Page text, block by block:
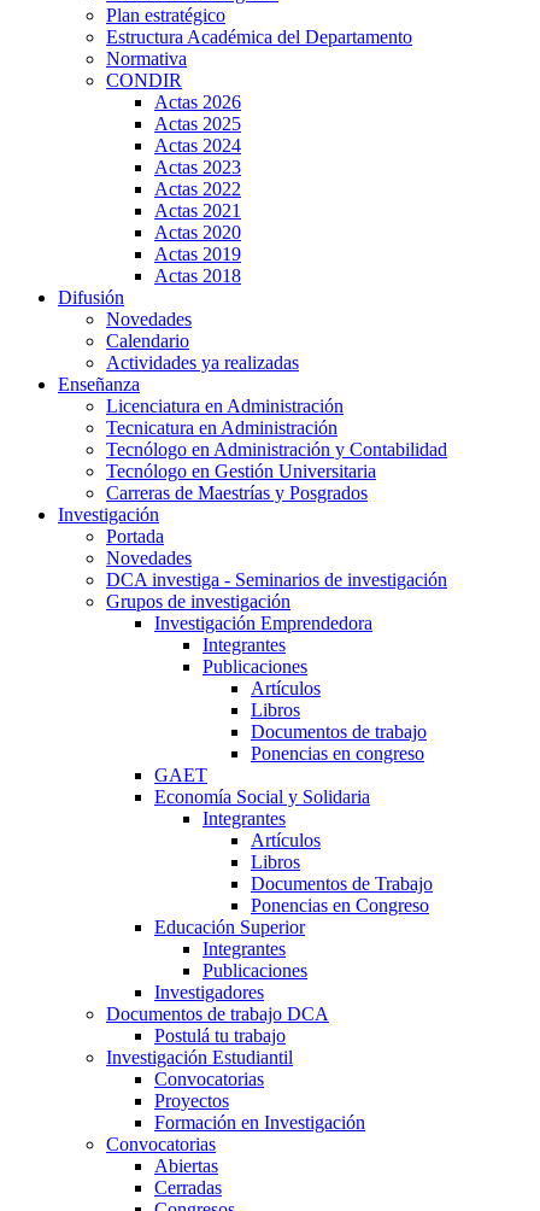
Plan estratégico
Estructura Académica del Departamento
Normativa
CONDIR
Actas 2026
Actas 2025
Actas 2024
Actas 2023
Actas 2022
Actas 2021
Actas 2020
Actas 2019
Actas 2018
Difusión
Novedades
Calendario
Actividades ya realizadas
Enseñanza
Licenciatura en Administración
Tecnicatura en Administración
Tecnólogo en Administración y Contabilidad
Tecnólogo en Gestión Universitaria
Carreras de Maestrías y Posgrados
Investigación
Portada
Novedades
DCA investiga - Seminarios de investigación
Grupos de investigación
Investigación Emprendedora
Integrantes
Publicaciones
Artículos
Libros
Documentos de trabajo
Ponencias en congreso
GAET
Economía Social y Solidaria
Integrantes
Artículos
Libros
Documentos de Trabajo
Ponencias en Congreso
Educación Superior
Integrantes
Publicaciones
Investigadores
Documentos de trabajo DCA
Postulá tu trabajo
Investigación Estudiantil
Convocatorias
Proyectos
Formación en Investigación
Convocatorias
Abiertas
Cerradas